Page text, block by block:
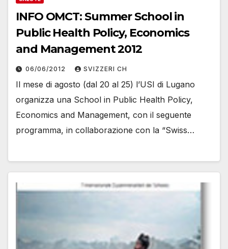
INFO OMCT: Summer School in
Public Health Policy, Economics
and Management 2012
06/06/2012 SVIZZERI CH
Il mese di agosto (dal 20 al 25) l’USI di Lugano
organizza una School in Public Health Policy,
Economics and Management, con il seguente
programma, in collaborazione con la “Swiss…